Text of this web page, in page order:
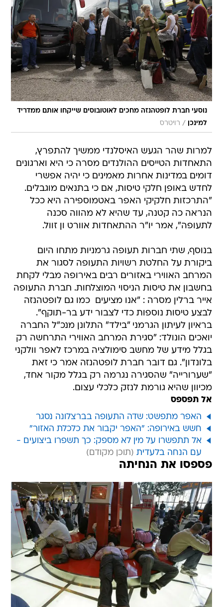
נוסעי חברת לופטהנזה מחכים לאוטובוסים שייקחו אותם ממדריד
למינכן
/ רויטרס
למרות שהר הגעש האיסלנדי ממשיך להתפרץ,
התאחדות הטייסים ההולנדים מסרה כי היא וארגונים
דומים במדינות אחרות מאמינים כי יהיה אפשרי
לחדש באופן חלקי טיסות, אם כי בתנאים מוגבלים.
"התרכזות חלקיקי האפר באטמוספירה היא ככל
הנראה כה קטנה, עד שהיא לא מהווה סכנה
לתעופה", אמר יו"ר ההתאחדות אוורט ון זוול.
בנוסף, שתי חברות תעופה גרמניות מתחו היום
ביקורת על החלטת רשויות התעופה לסגור את
המרחב האווירי באזורים רבים באירופה מבלי לקחת
בחשבון את טיסות הניסוי המוצלחות. חברת התעופה
אייר ברלין מסרה : "אנו מציעים  כמו גם לופטהנזה 
לבצע טיסות נוספות כדי לצבור ידע בר-תוקף".
בראיון לעיתון הגרמני "בילד" התלונן מנכ"ל החברה
יואכים הונולד: "סגירת המרחב האווירי התרחשה רק
בגלל מידע של מחשב סימולציה במרכז לאפר וולקני
בלונדון". גם דובר חברת לופטהנזה אמר כי זאת
"שערורייה" שהסגירה נגרמה רק בגלל מקור אחד,
מכיוון שהיא גורמת לנזק כלכלי עצום.
אל תפספס
האפר מתפשט: שדה התעופה בברצלונה נסגר
חשש באירופה: "האפר יקבור את כלכלת האזור"
אל תתפשרו על מין לא מספק: כך תשפרו ביצועים -
עם הנחה בלעדית
פספסו את הנחיתה